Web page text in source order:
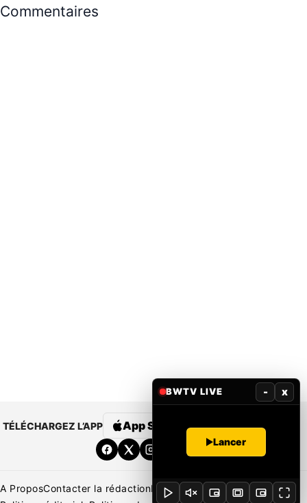
Commentaires
TÉLÉCHARGEZ L’APP App Store Google Play
A ProposContacter la rédactionRédaction Mentions légales
BWTV LIVE - x
Lancer